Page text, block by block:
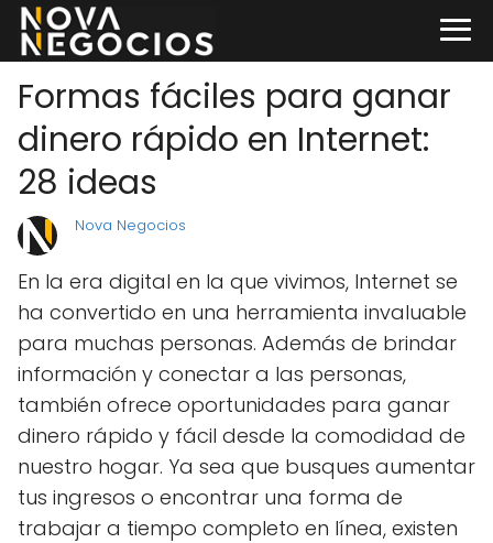
Formas fáciles para ganar
dinero rápido en Internet:
28 ideas
Nova Negocios
En la era digital en la que vivimos, Internet se
ha convertido en una herramienta invaluable
para muchas personas. Además de brindar
información y conectar a las personas,
también ofrece oportunidades para ganar
dinero rápido y fácil desde la comodidad de
nuestro hogar. Ya sea que busques aumentar
tus ingresos o encontrar una forma de
trabajar a tiempo completo en línea, existen